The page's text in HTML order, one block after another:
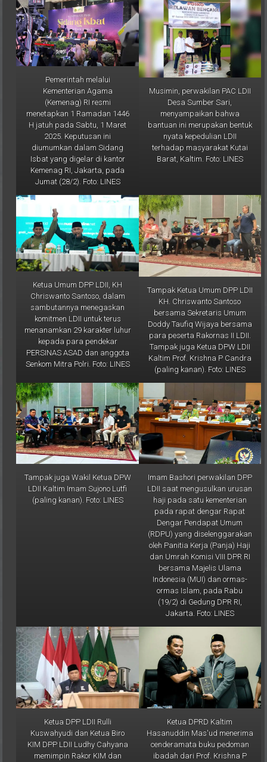
Pemerintah melalui
Kementerian Agama
(Kemenag) RI resmi
menetapkan 1 Ramadan 1446
H jatuh pada Sabtu, 1 Maret
2025. Keputusan ini
diumumkan dalam Sidang
Isbat yang digelar di kantor
Kemenag RI, Jakarta, pada
Jumat (28/2). Foto: LINES
Musimin, perwakilan PAC LDII
Desa Sumber Sari,
menyampaikan bahwa
bantuan ini merupakan bentuk
nyata kepedulian LDII
terhadap masyarakat Kutai
Barat, Kaltim. Foto: LINES
Ketua Umum DPP LDII, KH
Chriswanto Santoso, dalam
sambutannya menegaskan
komitmen LDII untuk terus
menanamkan 29 karakter luhur
kepada para pendekar
PERSINAS ASAD dan anggota
Senkom Mitra Polri. Foto: LINES
Tampak Ketua Umum DPP LDII
KH. Chriswanto Santoso
bersama Sekretaris Umum
Doddy Taufiq Wijaya bersama
para peserta Rakornas II LDII.
Tampak juga Ketua DPW LDII
Kaltim Prof. Krishna P Candra
(paling kanan). Foto: LINES
Tampak juga Wakil Ketua DPW
LDII Kaltim Imam Sujono Lutfi
(paling kanan). Foto: LINES
Imam Bashori perwakilan DPP
LDII saat mengusulkan urusan
haji pada satu kementerian
pada rapat dengar Rapat
Dengar Pendapat Umum
(RDPU) yang diselenggarakan
oleh Panitia Kerja (Panja) Haji
dan Umrah Komisi VIII DPR RI
bersama Majelis Ulama
Indonesia (MUI) dan ormas-
ormas Islam, pada Rabu
(19/2) di Gedung DPR RI,
Jakarta. Foto: LINES
Ketua DPP LDII Rulli
Kuswahyudi dan Ketua Biro
KIM DPP LDII Ludhy Cahyana
memimpin Rakor KIM dan
Ketua DPRD Kaltim
Hasanuddin Mas'ud menerima
cenderamata buku pedoman
ibadah dari Prof. Krishna P